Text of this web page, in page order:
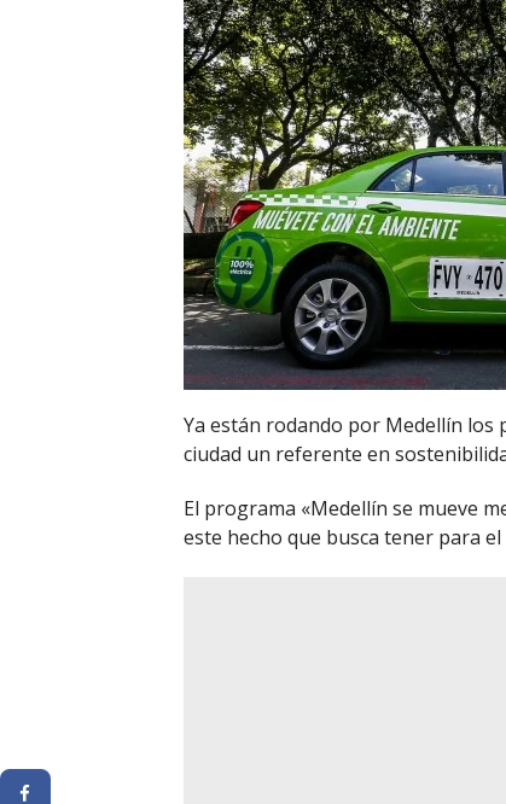
Ya están rodando por Medellín los
ciudad un referente en
El programa «Medellín se mueve
este hecho que busca tener para